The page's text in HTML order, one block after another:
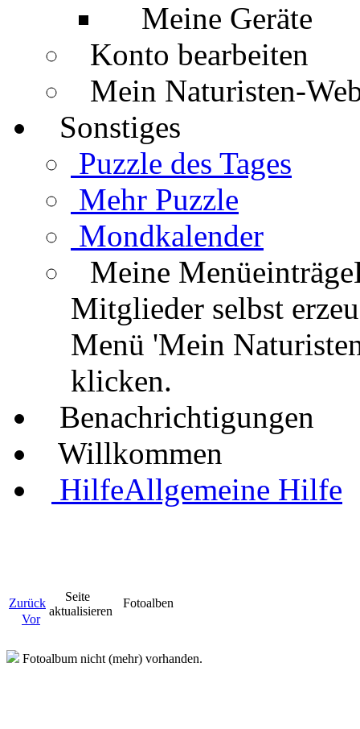
Meine Geräte
Konto bearbeiten
Mein Naturisten-
Sonstiges
Puzzle des Tages
Mehr Puzzle
Mondkalender
Meine Menüeinträge
Mitglieder selbst
Menü 'Mein
klicken.
Benachrichtigungen
Willkommen
HilfeAllgemeine Hilfe
Zurück
Vor
Seite
aktualisieren
Fotoalben
Fotoalbum nicht (mehr) vorhanden.